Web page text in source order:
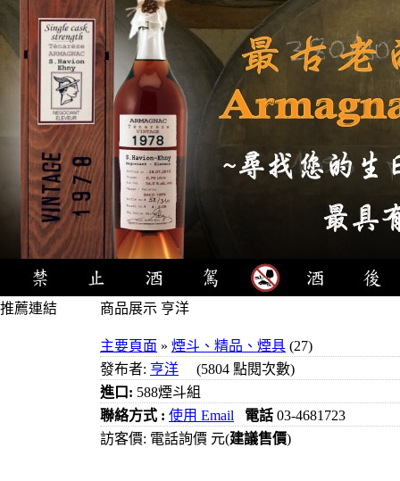
推薦連結 商品展示 亨洋
主要頁面 » 煙斗、精品、煙具 (27)
發布者: 亨洋 (5804 點閱次數)
進口: 588煙斗組
聯絡方式 : 使用 Email 電話 03-4681723
訪客價: 電話詢價 元(建議售價)